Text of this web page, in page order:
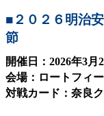
■２０２６明治
節
開催日：2026年3月
会場：ロートフィ
対戦カード：奈良